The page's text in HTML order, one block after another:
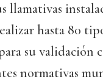
llamativas
hasta 80
su validación
normativas